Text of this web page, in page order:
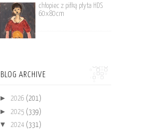
chłopiec z piłką płyta HDS
60x80cm
BLOG ARCHIVE
► 2026 (201)
► 2025 (339)
▼ 2024 (331)